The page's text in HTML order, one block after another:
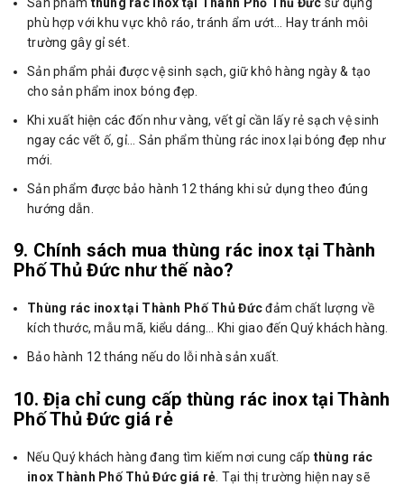
phù hợp với khu vực khô ráo, tránh ẩm ướt… Hay tránh môi
trường gây gỉ sét.
Sản phẩm phải được vệ sinh sạch, giữ khô hàng ngày & tạo
cho sản phẩm inox bóng đẹp.
Khi xuất hiện các đốn như vàng, vết gỉ cần lấy rẻ sạch vệ sinh
ngay các vết ố, gỉ… Sản phẩm thùng rác inox lại bóng đẹp như
mới.
Sản phẩm được bảo hành 12 tháng khi sử dụng theo đúng
hướng dẫn.
9. Chính sách mua thùng rác inox tại Thành
Phố Thủ Đức như thế nào?
Thùng rác inox tại Thành Phố Thủ Đứcđảm chất lượng về
kích thước, mẫu mã, kiểu dáng… Khi giao đến Quý khách hàng.
Bảo hành 12 tháng nếu do lỗi nhà sản xuất.
10. Địa chỉ cung cấp thùng rác inox tại Thành
Phố Thủ Đức giá rẻ
Nếu Quý khách hàng đang tìm kiếm nơi cung cấp thùng rác
inox Thành Phố Thủ Đức giá rẻ . Tại thị trường hiện nay sẽ